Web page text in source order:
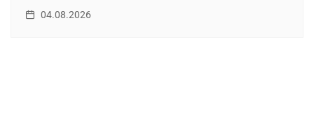
04.08.2026